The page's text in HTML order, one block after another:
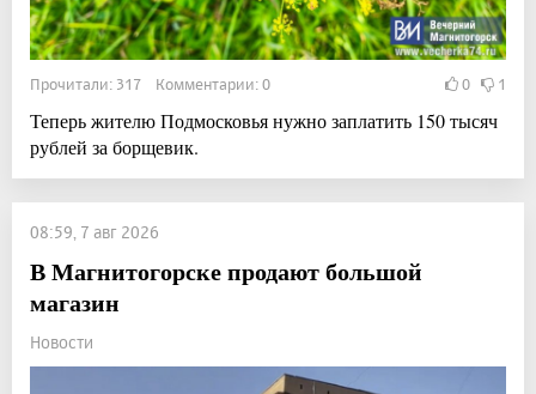
Прочитали: 317 Комментарии: 0 0 1
Теперь жителю Подмосковья нужно заплатить 150 тысяч
рублей за борщевик.
08:59, 7 авг 2026
В Магнитогорске продают большой
магазин
Новости